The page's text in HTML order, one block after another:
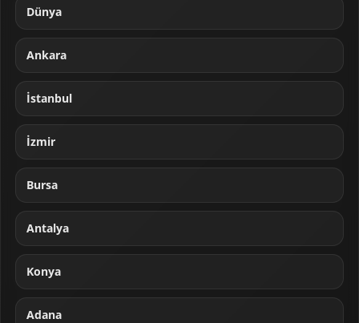
Dünya
Ankara
İstanbul
İzmir
Bursa
Antalya
Konya
Adana